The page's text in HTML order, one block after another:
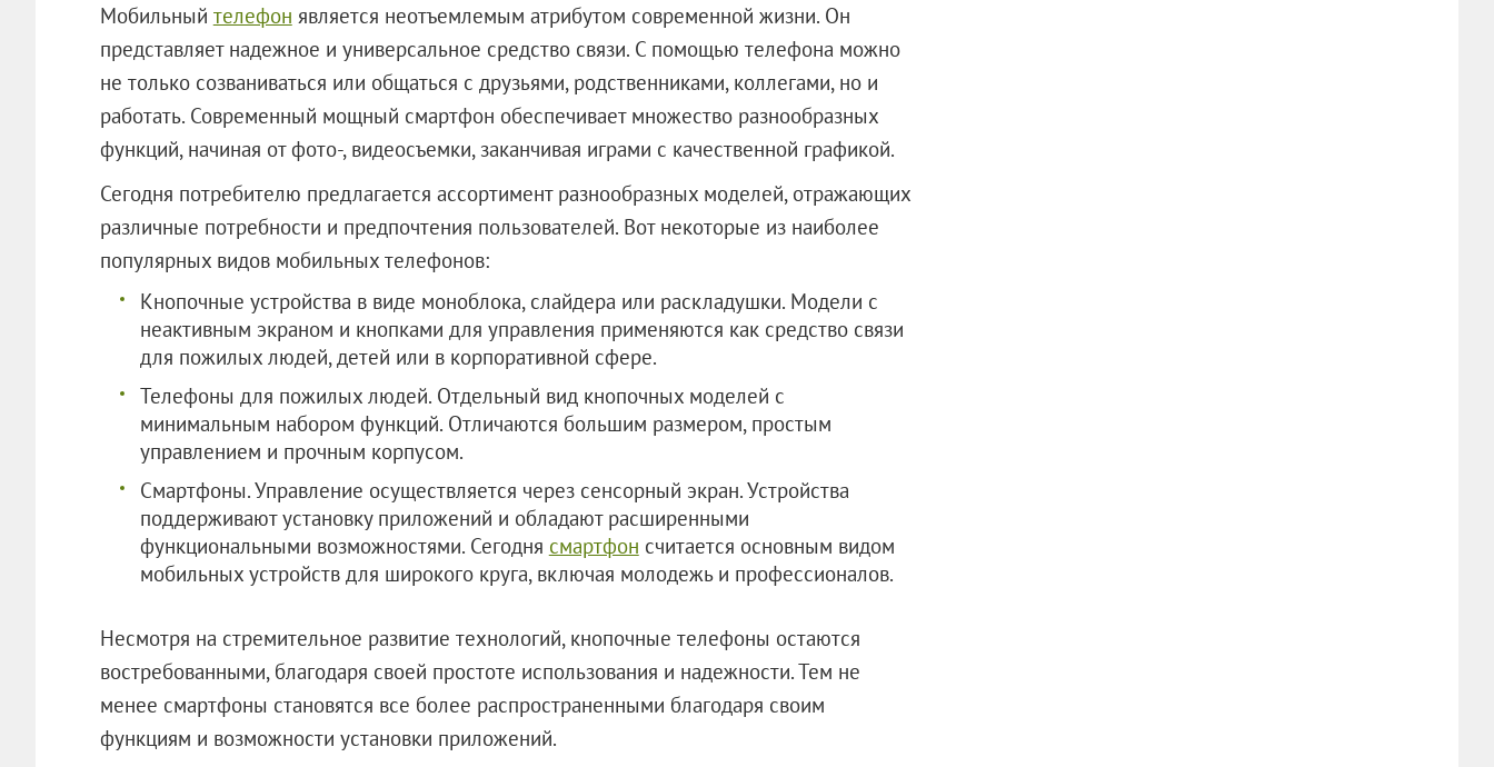
Мобильный телефон является неотъемлемым атрибутом современной жизни. Он
представляет надежное и универсальное средство связи. С помощью телефона можно
не только созваниваться или общаться с друзьями, родственниками, коллегами, но и
работать. Современный мощный смартфон обеспечивает множество разнообразных
функций, начиная от фото-, видеосъемки, заканчивая играми с качественной графикой.
Сегодня потребителю предлагается ассортимент разнообразных моделей, отражающих
различные потребности и предпочтения пользователей. Вот некоторые из наиболее
популярных видов мобильных телефонов:
Кнопочные устройства в виде моноблока, слайдера или раскладушки. Модели с
неактивным экраном и кнопками для управления применяются как средство связи
для пожилых людей, детей или в корпоративной сфере.
Телефоны для пожилых людей. Отдельный вид кнопочных моделей с
минимальным набором функций. Отличаются большим размером, простым
управлением и прочным корпусом.
Смартфоны. Управление осуществляется через сенсорный экран. Устройства
поддерживают установку приложений и обладают расширенными
функциональными возможностями. Сегодня смартфон считается основным видом
мобильных устройств для широкого круга, включая молодежь и профессионалов.
Несмотря на стремительное развитие технологий, кнопочные телефоны остаются
востребованными, благодаря своей простоте использования и надежности. Тем не
менее смартфоны становятся все более распространенными благодаря своим
функциям и возможности установки приложений.